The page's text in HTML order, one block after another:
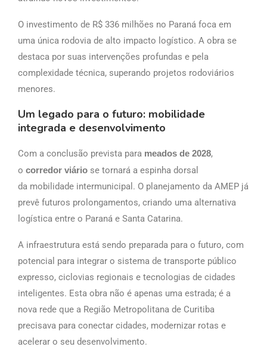
O investimento de R$ 336 milhões no Paraná foca em
uma única rodovia de alto impacto logístico. A obra se
destaca por suas intervenções profundas e pela
complexidade técnica, superando projetos rodoviários
menores.
Um legado para o futuro: mobilidade
integrada e desenvolvimento
Com a conclusão prevista para meados de 2028,
o corredor viário se tornará a espinha dorsal
da mobilidade intermunicipal. O planejamento da AMEP já
prevê futuros prolongamentos, criando uma alternativa
logística entre o Paraná e Santa Catarina.
A infraestrutura está sendo preparada para o futuro, com
potencial para integrar o sistema de transporte público
expresso, ciclovias regionais e tecnologias de cidades
inteligentes. Esta obra não é apenas uma estrada; é a
nova rede que a Região Metropolitana de Curitiba
precisava para conectar cidades, modernizar rotas e
acelerar o seu desenvolvimento.